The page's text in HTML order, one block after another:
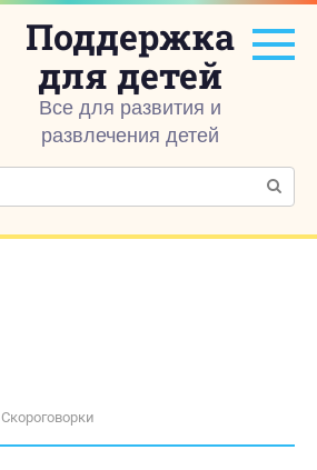
Поддержка
для детей
Все для развития и
развлечения детей
Скороговорки